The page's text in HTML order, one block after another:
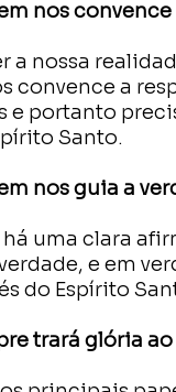
nos
a nossa
convence a
e portanto
Santo.
nos guia a
há uma clara
e em
do Espírito
trará glória